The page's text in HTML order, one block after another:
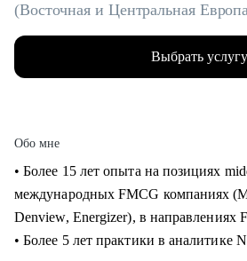
(Восточная и Центральная
Выбрать услугу
Обо мне
• Более 15 лет опыта на позициях
международных FMCG компаниях
Denview, Energizer), в направлениях
• Более 5 лет практики в аналитике